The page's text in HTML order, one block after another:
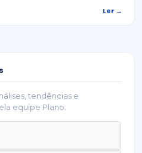
Ler →
tendências e
equipe Plano.